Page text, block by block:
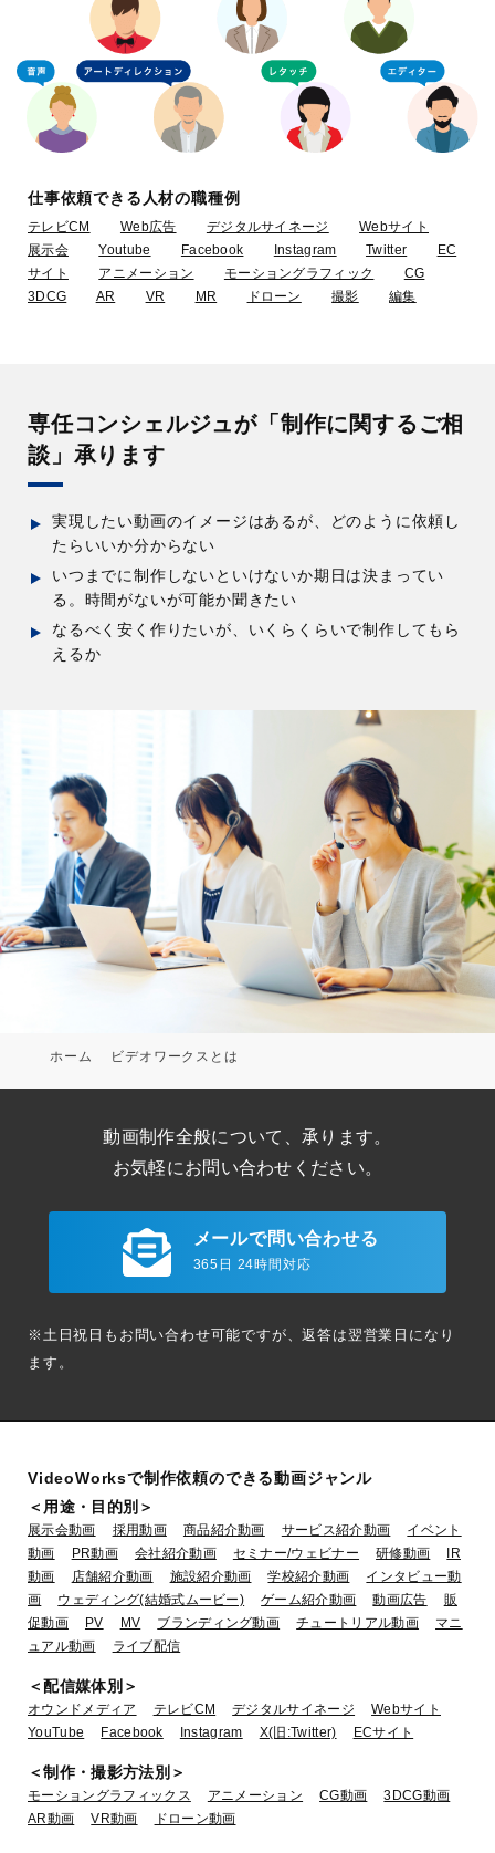
仕事依頼できる人材の職種例
テレビCM Web広告 デジタルサイネージ
Webサイト
展示会
Youtube Facebook Instagram Twitter
EC
サイト
アニメーション モーショングラフィック
CG
3DCG
AR VR MR ドローン 撮影 編集
専任コンシェルジュが「制作に関するご相
談」承ります
実現したい動画のイメージはあるが、どのように依頼し
たらいいか分からない
いつまでに制作しないといけないか期日は決まってい
る。時間がないが可能か聞きたい
なるべく安く作りたいが、いくらくらいで制作してもら
えるか
ホーム ビデオワークスとは
動画制作全般について、承ります。
お気軽にお問い合わせください。
メールで問い合わせる
365日 24時間対応
※土日祝日もお問い合わせ可能ですが、返答は翌営業日になり
ます。
VideoWorksで制作依頼のできる動画ジャンル
＜用途・目的別＞
展示会動画 採用動画 商品紹介動画 サービス紹介動画
イベント
動画
PR動画 会社紹介動画 セミナー/ウェビナー 研修動画
IR
動画
店舗紹介動画 施設紹介動画 学校紹介動画
インタビュー動
画
ウェディング(結婚式ムービー) ゲーム紹介動画 動画広告
販
促動画
PV MV ブランディング動画 チュートリアル動画
マニ
ュアル動画
ライブ配信
＜配信媒体別＞
オウンドメディア テレビCM デジタルサイネージ
Webサイト
YouTube
Facebook Instagram X(旧:Twitter) ECサイト
＜制作・撮影方法別＞
モーショングラフィックス アニメーション CG動画
3DCG動画
AR動画
VR動画 ドローン動画